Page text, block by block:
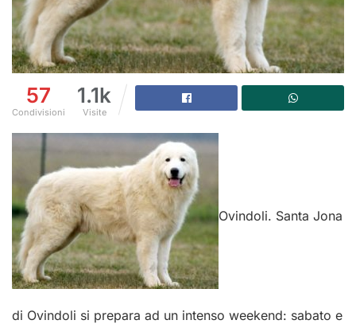
57
Condivisioni
1.1k
Visite
Ovindoli. Santa Jona
di Ovindoli si prepara ad un intenso weekend: sabato e